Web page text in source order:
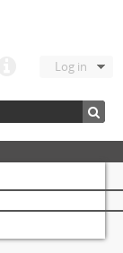
Log in